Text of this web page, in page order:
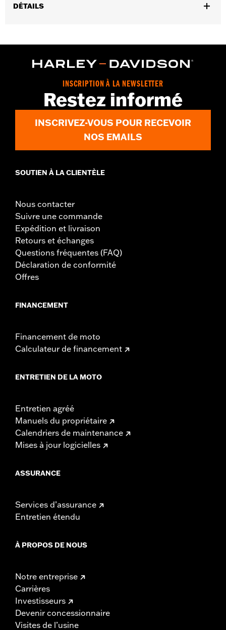
DÉTAILS
Caractéristiques fonctionnelles:Imperméable à l’eau,
Fermeture éclair intérieure ,Réfléchissant ,Poches zippées
Traditional
Shop To Be:Dry
Nylon
INSCRIPTION À LA NEWSLETTER
Restez informé
INSCRIVEZ-VOUS POUR RECEVOIR
NOS EMAILS
SOUTIEN À LA CLIENTÈLE
Nous contacter
Suivre une commande
Expédition et livraison
Retours et échanges
Questions fréquentes (FAQ)
Déclaration de conformité
Offres
FINANCEMENT
Financement de moto
Calculateur de financement
ENTRETIEN DE LA MOTO
Entretien agréé
Manuels du propriétaire
Calendriers de maintenance
Mises à jour logicielles
ASSURANCE
Services d’assurance
Entretien étendu
À PROPOS DE NOUS
Notre entreprise
Carrières
Investisseurs
Devenir concessionnaire
Visites de l’usine